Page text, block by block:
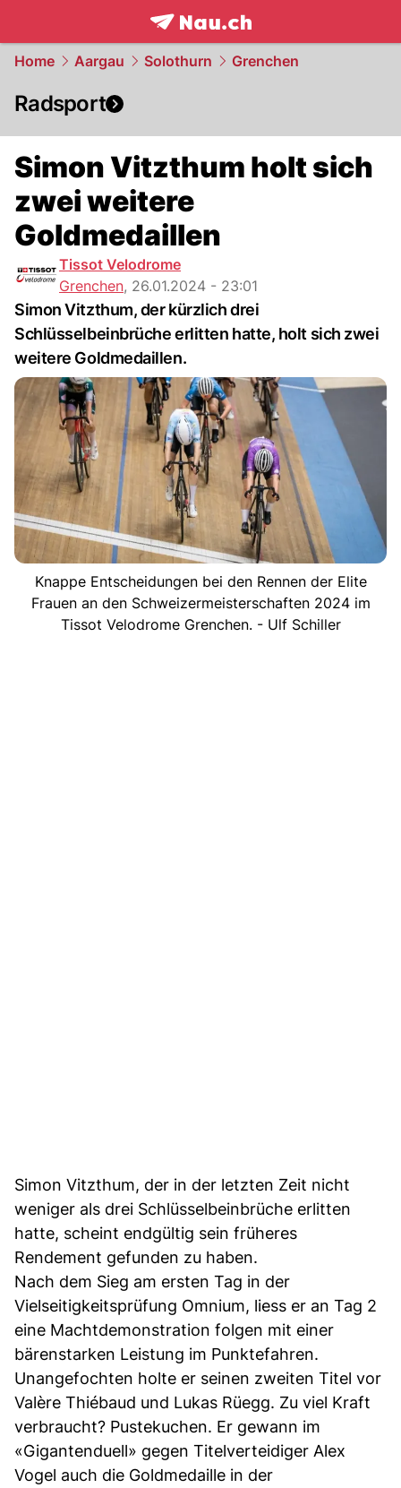
frontpage.NAU.ch
Home Aargau Solothurn Grenchen
Radsport
Simon Vitzthum holt sich
zwei weitere
Goldmedaillen
Tissot Velodrome
Grenchen, 26.01.2024 - 23:01
Simon Vitzthum, der kürzlich drei
Schlüsselbeinbrüche erlitten hatte, holt sich zwei
weitere Goldmedaillen.
Knappe Entscheidungen bei den Rennen der Elite
Frauen an den Schweizermeisterschaften 2024 im
Tissot Velodrome Grenchen. - Ulf Schiller
Simon Vitzthum, der in der letzten Zeit nicht
weniger als drei Schlüsselbeinbrüche erlitten
hatte, scheint endgültig sein früheres
Rendement gefunden zu haben.
Nach dem Sieg am ersten Tag in der
Vielseitigkeitsprüfung Omnium, liess er an Tag 2
eine Machtdemonstration folgen mit einer
bärenstarken Leistung im Punktefahren.
Unangefochten holte er seinen zweiten Titel vor
Valère Thiébaud und Lukas Rüegg. Zu viel Kraft
verbraucht? Pustekuchen. Er gewann im
«Gigantenduell» gegen Titelverteidiger Alex
Vogel auch die Goldmedaille in der